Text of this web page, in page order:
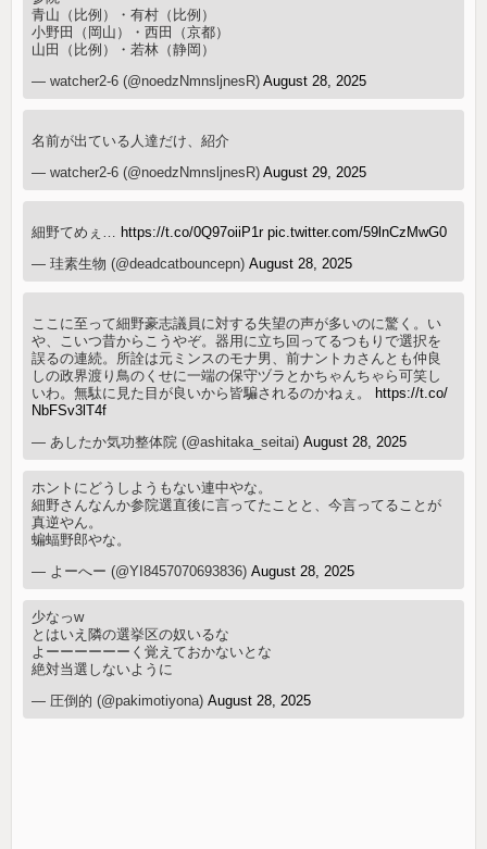
青山（比例）・有村（比例）
小野田（岡山）・西田（京都）
山田（比例）・若林（静岡）
— watcher2-6 (@noedzNmnsljnesR)August 28, 2025
名前が出ている人達だけ、紹介
— watcher2-6 (@noedzNmnsljnesR)August 29, 2025
細野てめぇ… https://t.co/0Q97oiiP1r pic.twitter.com/59lnCzMwG0
— 珪素生物 (@deadcatbouncepn)August 28, 2025
ここに至って細野豪志議員に対する失望の声が多いのに驚く。い
や、こいつ昔からこうやぞ。器用に立ち回ってるつもりで選択を
誤るの連続。所詮は元ミンスのモナ男、前ナントカさんとも仲良
しの政界渡り鳥のくせに一端の保守ヅラとかちゃんちゃら可笑し
いわ。無駄に見た目が良いから皆騙されるのかねぇ。 https://t.co/
NbFSv3lT4f
— あしたか気功整体院 (@ashitaka_seitai)August 28, 2025
ホントにどうしようもない連中やな。
細野さんなんか参院選直後に言ってたことと、今言ってることが
真逆やん。
蝙蝠野郎やな。
— よーへー (@YI8457070693836)August 28, 2025
少なっw
とはいえ隣の選挙区の奴いるな
よーーーーーーく覚えておかないとな
絶対当選しないように
— 圧倒的 (@pakimotiyona)August 28, 2025